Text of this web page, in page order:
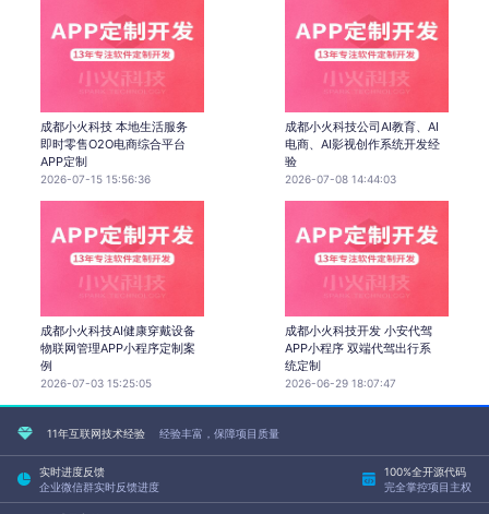
成都小火科技 本地生活服务
即时零售O2O电商综合平台
APP定制
2026-07-15 15:56:36
成都小火科技公司AI教育、AI
电商、AI影视创作系统开发经
验
2026-07-08 14:44:03
成都小火科技AI健康穿戴设备
物联网管理APP小程序定制案
例
2026-07-03 15:25:05
成都小火科技开发 小安代驾
APP小程序 双端代驾出行系
统定制
2026-06-29 18:07:47
11年互联网技术经验 经验丰富，保障项目质量
实时进度反馈
企业微信群实时反馈进度
100%全开源代码
完全掌控项目主权